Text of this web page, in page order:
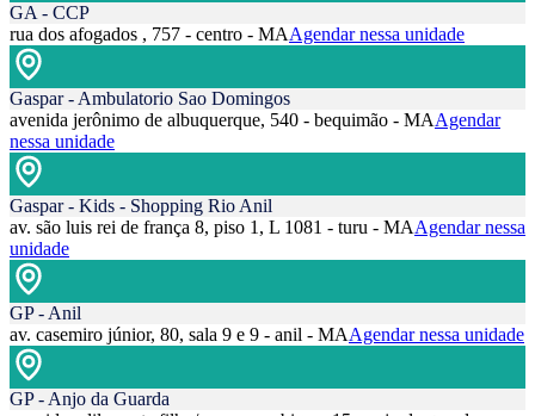
GA - CCP
rua dos afogados , 757 - centro - MAAgendar nessa unidade
Gaspar - Ambulatorio Sao Domingos
avenida jerônimo de albuquerque, 540 - bequimão - MAAgendar
nessa unidade
Gaspar - Kids - Shopping Rio Anil
av. são luis rei de frança 8, piso 1, L 1081 - turu - MAAgendar nessa
unidade
GP - Anil
av. casemiro júnior, 80, sala 9 e 9 - anil - MAAgendar nessa unidade
GP - Anjo da Guarda